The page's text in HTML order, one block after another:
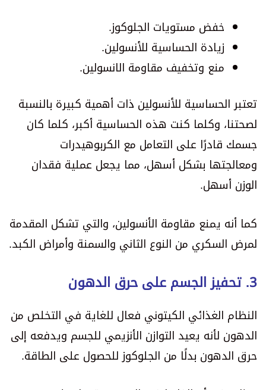
خفض مستويات الجلوكوز.
زيادة الحساسية للأنسولين.
منع وتخفيف مقاومة الانسولين.
تعتبر الحساسية للأنسولين ذات أهمية كبيرة بالنسبة
لصحتنا، وكلما كنت هذه الحساسية أكبر، كلما كان
جسمك قادرًا على التعامل مع الكربوهيدرات
ومعالجتها بشكل أسهل، مما يجعل عملية فقدان
الوزن أسهل.
كما أنه يمنع مقاومة الأنسولين، والتي تشكل المقدمة
لمرض السكري من النوع الثاني والسمنة وأمراض الكبد.
3. تحفيز الجسم على حرق الدهون
النظام الغذائي الكيتوني فعال للغاية في التخلص من
الدهون لأنه يعيد التوازن الأنزيمي للجسم ويدفعه إلى
حرق الدهون بدلًا من الجلوكوز للحصول على الطاقة.